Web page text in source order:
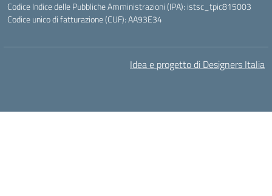
Codice Indice delle Pubbliche Amministrazioni (IPA): istsc_tpic815003
Codice unico di fatturazione (CUF): AA93E34
Idea e progetto di Designers Italia